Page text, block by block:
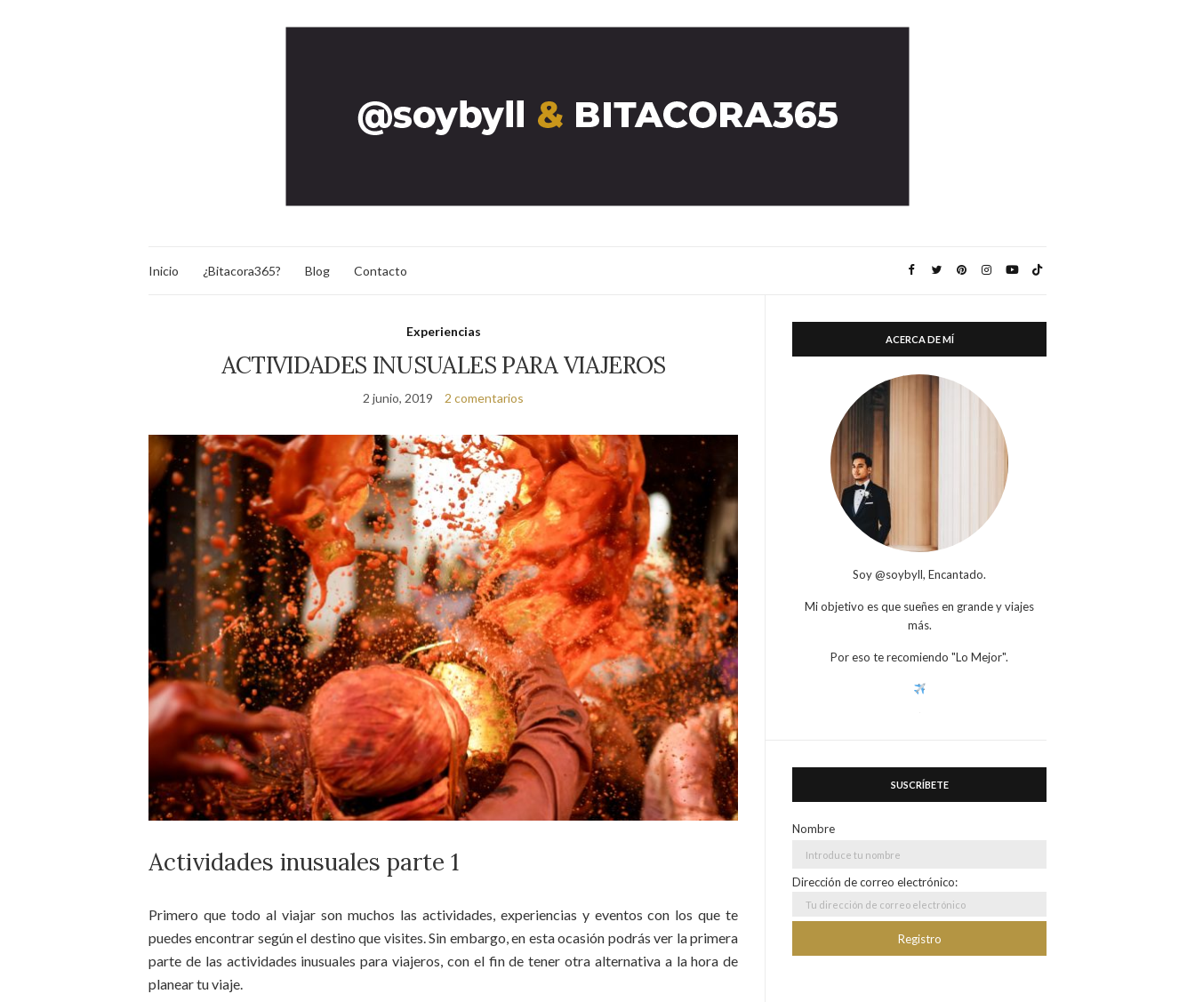
Inicio ¿Bitacora365? Blog Contacto
Experiencias
ACTIVIDADES INUSUALES PARA VIAJEROS
2 junio, 2019 2 comentarios
Actividades inusuales parte 1
Primero que todo al viajar son muchos las actividades, experiencias y eventos con los que te
puedes encontrar según el destino que visites. Sin embargo, en esta ocasión podrás ver la primera
parte de las actividades inusuales para viajeros, con el fin de tener otra alternativa a la hora de
planear tu viaje.
ACERCA DE MÍ
Soy @soybyll, Encantado.
Mi objetivo es que sueñes en grande y viajes
más.
Por eso te recomiendo "Lo Mejor".
SUSCRÍBETE
Nombre
Dirección de correo electrónico: